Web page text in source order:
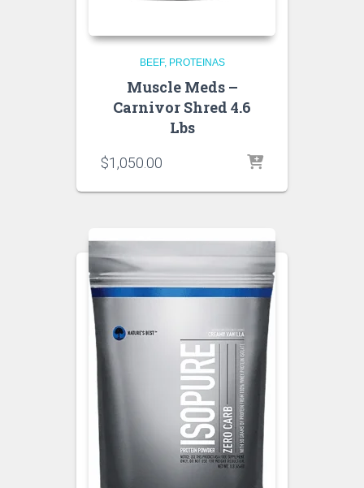
BEEF PROTEINAS
Muscle Meds –
Carnivor Shred 4.6
Lbs
$1,050.00